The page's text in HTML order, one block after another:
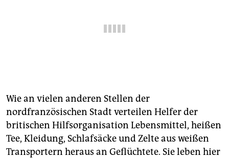
Wie an vielen anderen Stellen der
nordfranzösischen Stadt verteilen Helfer der
britischen Hilfsorganisation Lebensmittel, heißen
Tee, Kleidung, Schlafsäcke und Zelte aus weißen
Transportern heraus an Geflüchtete. Sie leben hier